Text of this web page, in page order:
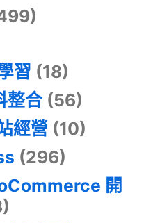
習 (18)
整合(56)
經營 (10)
(296)
開